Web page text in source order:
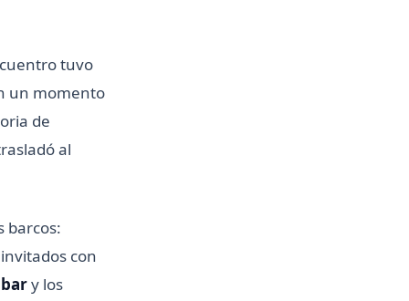
tuvo
un momento
de
al
barcos:
con
y los